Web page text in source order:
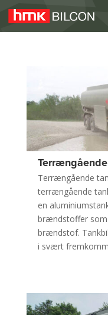
Terrængående
terrængående
en
brændstoffer som
brændstof.
i svært